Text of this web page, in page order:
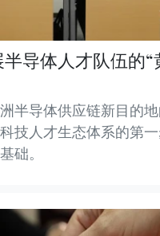
导体人才队伍的“
半导体供应链新目的
技人才生态体系的第
础。